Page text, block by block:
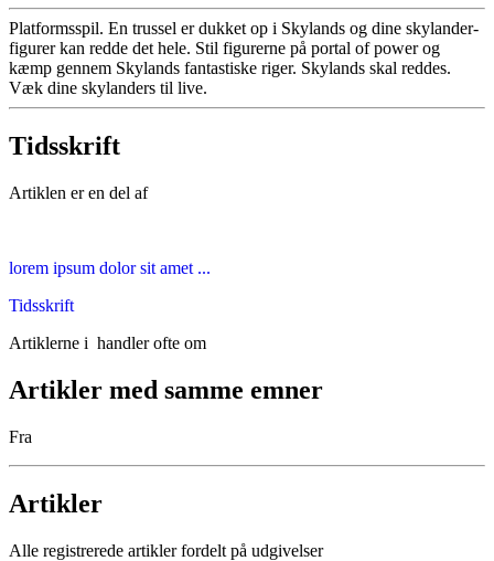
Platformsspil. En trussel er dukket op i Skylands og dine skylander-
figurer kan redde det hele. Stil figurerne på portal of power og
kæmp gennem Skylands fantastiske riger. Skylands skal reddes.
Væk dine skylanders til live.
Tidsskrift
Artiklen er en del af
lorem ipsum dolor sit amet ...
Tidsskrift
Artiklerne i handler ofte om
Artikler med samme emner
Fra
Artikler
Alle registrerede artikler fordelt på udgivelser